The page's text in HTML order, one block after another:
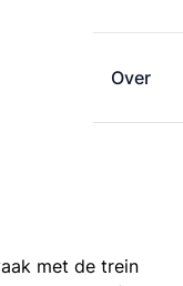
Over
met de trein